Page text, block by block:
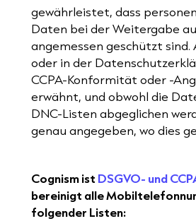
gewährleistet, dass
Daten bei der Weitergabe
angemessen geschützt
oder in der
CCPA-Konformität oder -
erwähnt, und obwohl die
DNC-Listen abgeglichen
genau angegeben, wo dies
Cognism ist DSGVO- und
bereinigt alle
folgender Listen: